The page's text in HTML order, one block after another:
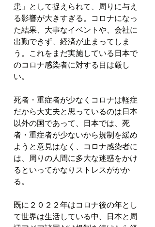
患」として捉えられて、周りに与え
る影響が大きすぎる。コロナになっ
た結果、大事なイベントや、会社に
出勤できず、経済が止まってしま
う。これをまだ実施している日本で
のコロナ感染者に対する目は厳し
い。
死者・重症者が少なくコロナは軽症
だから大丈夫と思っているのは日本
以外の国であって、日本では、死
者・重症者が少ないから規制を緩め
ようと意見はなく、コロナ感染者に
は、周りの人間に多大な迷惑をかけ
るといってかなりストレスがかか
る。
既に２０２２年はコロナ後の年とし
て世界は生活している中、日本と周